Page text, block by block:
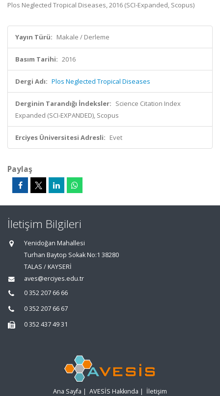
Plos Neglected Tropical Diseases, 2016 (SCI-Expanded, Scopus)
Yayın Türü: Makale / Derleme
Basım Tarihi: 2016
Dergi Adı: Plos Neglected Tropical Diseases
Derginin Tarandığı İndeksler: Science Citation Index
Expanded (SCI-EXPANDED), Scopus
Erciyes Üniversitesi Adresli: Evet
Paylaş
İletişim Bilgileri
Yenidoğan Mahallesi
Turhan Baytop Sokak No:1 38280
TALAS / KAYSERİ
aves@erciyes.edu.tr
0 352 207 66 66
0 352 207 66 67
0 352 437 49 31
Ana Sayfa | AVESİS Hakkında | İletişim